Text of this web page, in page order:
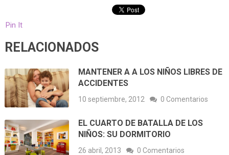
Pin It
RELACIONADOS
MANTENER A A LOS NIÑOS LIBRES DE
ACCIDENTES
10 septiembre, 2012 0 Comentarios
EL CUARTO DE BATALLA DE LOS
NIÑOS: SU DORMITORIO
26 abril, 2013 0 Comentarios